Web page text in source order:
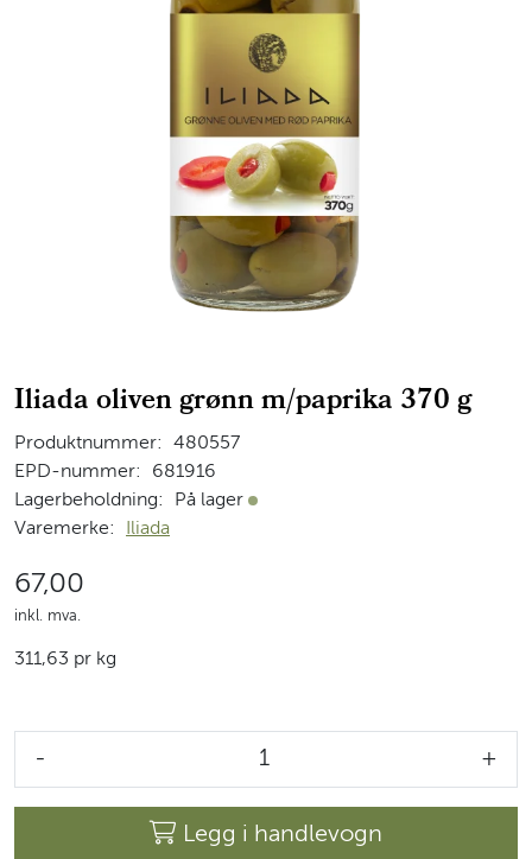
Iliada oliven grønn m/paprika 370 g
Produktnummer:
480557
EPD-nummer:
681916
Lagerbeholdning:
På lager På lager
Varemerke: Iliada
67,00
inkl. mva.
311,63 pr kg
- +
Legg i handlevogn